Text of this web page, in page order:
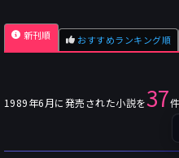
出版社
フォーマット
単行本
新刊順 おすすめランキング順
1989年6月に発売された小説を37